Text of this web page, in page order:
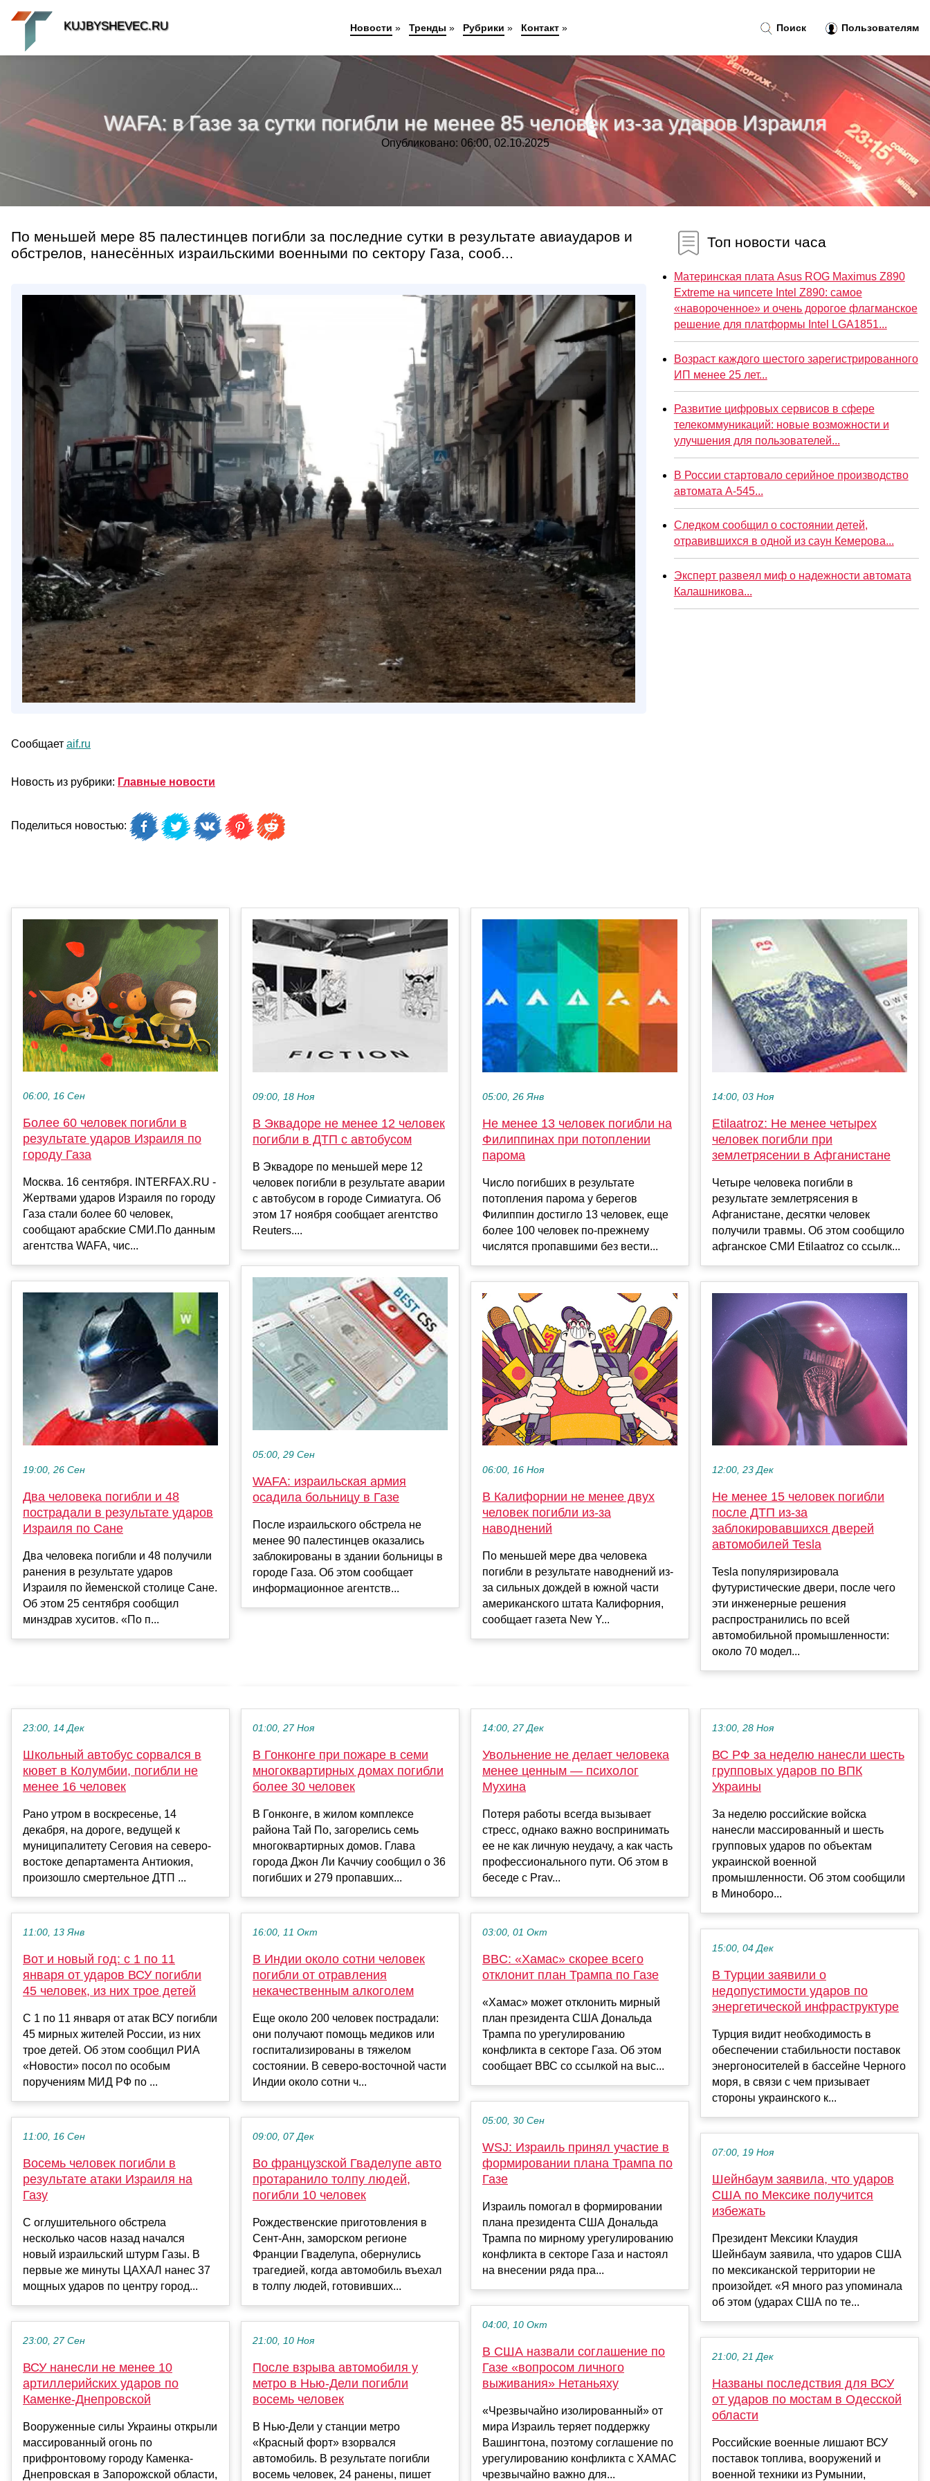
WAFA: в Газе за сутки погибли не менее 85 человек из-за ударов Израиля
Опубликовано: 06:00, 02.10.2025
По меньшей мере 85 палестинцев погибли за последние сутки в результате авиаударов и
обстрелов, нанесённых израильскими военными по сектору Газа, сооб...
Сообщает aif.ru
Новость из рубрики: Главные новости
Поделиться новостью:
Топ новости часа
Материнская плата Asus ROG Maximus Z890
Extreme на чипсете Intel Z890: самое
«навороченное» и очень дорогое флагманское
решение для платформы Intel LGA1851...
Возраст каждого шестого зарегистрированного
ИП менее 25 лет...
Развитие цифровых сервисов в сфере
телекоммуникаций: новые возможности и
улучшения для пользователей...
В России стартовало серийное производство
автомата А-545...
Следком сообщил о состоянии детей,
отравившихся в одной из саун Кемерова...
Эксперт развеял миф о надежности автомата
Калашникова...
06:00, 16 Сен
Более 60 человек погибли в
результате ударов Израиля по
городу Газа
Москва. 16 сентября. INTERFAX.RU -
Жертвами ударов Израиля по городу
Газа стали более 60 человек,
сообщают арабские СМИ.По данным
агентства WAFA, чис...
19:00, 26 Сен
Два человека погибли и 48
пострадали в результате ударов
Израиля по Сане
Два человека погибли и 48 получили
ранения в результате ударов
Израиля по йеменской столице Сане.
Об этом 25 сентября сообщил
минздрав хуситов. «По п...
09:00, 18 Ноя
В Эквадоре не менее 12 человек
погибли в ДТП с автобусом
В Эквадоре по меньшей мере 12
человек погибли в результате аварии
с автобусом в городе Симиатуга. Об
этом 17 ноября сообщает агентство
Reuters....
05:00, 29 Сен
WAFA: израильская армия
осадила больницу в Газе
После израильского обстрела не
менее 90 палестинцев оказались
заблокированы в здании больницы в
городе Газа. Об этом сообщает
информационное агентств...
05:00, 26 Янв
Не менее 13 человек погибли на
Филиппинах при потоплении
парома
Число погибших в результате
потопления парома у берегов
Филиппин достигло 13 человек, еще
более 100 человек по-прежнему
числятся пропавшими без вести...
06:00, 16 Ноя
В Калифорнии не менее двух
человек погибли из-за
наводнений
По меньшей мере два человека
погибли в результате наводнений из-
за сильных дождей в южной части
американского штата Калифорния,
сообщает газета New Y...
14:00, 03 Ноя
Еtilaatroz: Не менее четырех
человек погибли при
землетрясении в Афганистане
Четыре человека погибли в
результате землетрясения в
Афганистане, десятки человек
получили травмы. Об этом сообщило
афганское СМИ Еtilaatroz со ссылк...
12:00, 23 Дек
Не менее 15 человек погибли
после ДТП из-за
заблокировавшихся дверей
автомобилей Tesla
Tesla популяризировала
футуристические двери, после чего
эти инженерные решения
распространились по всей
автомобильной промышленности:
около 70 модел...
23:00, 14 Дек
Школьный автобус сорвался в
кювет в Колумбии, погибли не
менее 16 человек
Рано утром в воскресенье, 14
декабря, на дороге, ведущей к
муниципалитету Сеговия на северо-
востоке департамента Антиокия,
произошло смертельное ДТП ...
11:00, 13 Янв
Вот и новый год: с 1 по 11
января от ударов ВСУ погибли
45 человек, из них трое детей
С 1 по 11 января от атак ВСУ погибли
45 мирных жителей России, из них
трое детей. Об этом сообщил РИА
«Новости» посол по особым
поручениям МИД РФ по ...
11:00, 16 Сен
Восемь человек погибли в
результате атаки Израиля на
Газу
С оглушительного обстрела
несколько часов назад начался
новый израильский штурм Газы. В
первые же минуты ЦАХАЛ нанес 37
мощных ударов по центру город...
23:00, 27 Сен
ВСУ нанесли не менее 10
артиллерийских ударов по
Каменке-Днепровской
Вооруженные силы Украины открыли
массированный огонь по
прифронтовому городу Каменка-
Днепровская в Запорожской области,
01:00, 27 Ноя
В Гонконге при пожаре в семи
многоквартирных домах погибли
более 30 человек
В Гонконге, в жилом комплексе
района Тай По, загорелись семь
многоквартирных домов. Глава
города Джон Ли Каччиу сообщил о 36
погибших и 279 пропавших...
16:00, 11 Окт
В Индии около сотни человек
погибли от отравления
некачественным алкоголем
Еще около 200 человек пострадали:
они получают помощь медиков или
госпитализированы в тяжелом
состоянии. В северо-восточной части
Индии около сотни ч...
09:00, 07 Дек
Во французской Гваделупе авто
протаранило толпу людей,
погибли 10 человек
Рождественские приготовления в
Сент-Анн, заморском регионе
Франции Гваделупа, обернулись
трагедией, когда автомобиль въехал
в толпу людей, готовивших...
21:00, 10 Ноя
После взрыва автомобиля у
метро в Нью-Дели погибли
восемь человек
В Нью-Дели у станции метро
«Красный форт» взорвался
автомобиль. В результате погибли
восемь человек, 24 ранены, пишет
14:00, 27 Дек
Увольнение не делает человека
менее ценным — психолог
Мухина
Потеря работы всегда вызывает
стресс, однако важно воспринимать
ее не как личную неудачу, а как часть
профессионального пути. Об этом в
беседе с Prav...
03:00, 01 Окт
BBC: «Хамас» скорее всего
отклонит план Трампа по Газе
«Хамас» может отклонить мирный
план президента США Дональда
Трампа по урегулированию
конфликта в секторе Газа. Об этом
сообщает ВВС со ссылкой на выс...
05:00, 30 Сен
WSJ: Израиль принял участие в
формировании плана Трампа по
Газе
Израиль помогал в формировании
плана президента США Дональда
Трампа по мирному урегулированию
конфликта в секторе Газа и настоял
на внесении ряда пра...
04:00, 10 Окт
В США назвали соглашение по
Газе «вопросом личного
выживания» Нетаньяху
«Чрезвычайно изолированный» от
мира Израиль теряет поддержку
Вашингтона, поэтому соглашение по
урегулированию конфликта с ХАМАС
чрезвычайно важно для...
13:00, 28 Ноя
ВС РФ за неделю нанесли шесть
групповых ударов по ВПК
Украины
За неделю российские войска
нанесли массированный и шесть
групповых ударов по объектам
украинской военной
промышленности. Об этом сообщили
в Миноборо...
15:00, 04 Дек
В Турции заявили о
недопустимости ударов по
энергетической инфраструктуре
Турция видит необходимость в
обеспечении стабильности поставок
энергоносителей в бассейне Черного
моря, в связи с чем призывает
стороны украинского к...
07:00, 19 Ноя
Шейнбаум заявила, что ударов
США по Мексике получится
избежать
Президент Мексики Клаудия
Шейнбаум заявила, что ударов США
по мексиканской территории не
произойдет. «Я много раз упоминала
об этом (ударах США по те...
21:00, 21 Дек
Названы последствия для ВСУ
от ударов по мостам в Одесской
области
Российские военные лишают ВСУ
поставок топлива, вооружений и
военной техники из Румынии,
Поиск Пользователям
KUJBYSHEVEC.RU Новости » Тренды » Рубрики » Контакт»